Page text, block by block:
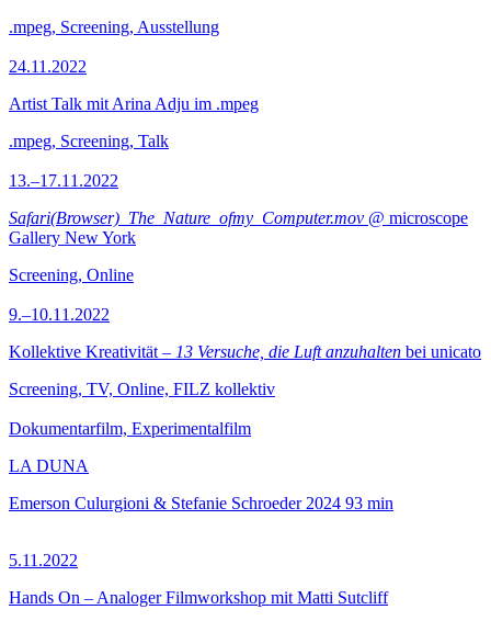
.mpeg, Screening, Ausstellung
24.11.2022
Artist Talk mit Arina Adju im .mpeg
.mpeg, Screening, Talk
13.–17.11.2022
Safari(Browser)_The_Nature_ofmy_Computer.mov @ microscope
Gallery New York
Screening, Online
9.–10.11.2022
Kollektive Kreativität – 13 Versuche, die Luft anzuhalten bei unicato
Screening, TV, Online, FILZ kollektiv
Dokumentarfilm, Experimentalfilm
LA DUNA
Emerson Culurgioni & Stefanie Schroeder 2024 93 min
5.11.2022
Hands On – Analoger Filmworkshop mit Matti Sutcliff